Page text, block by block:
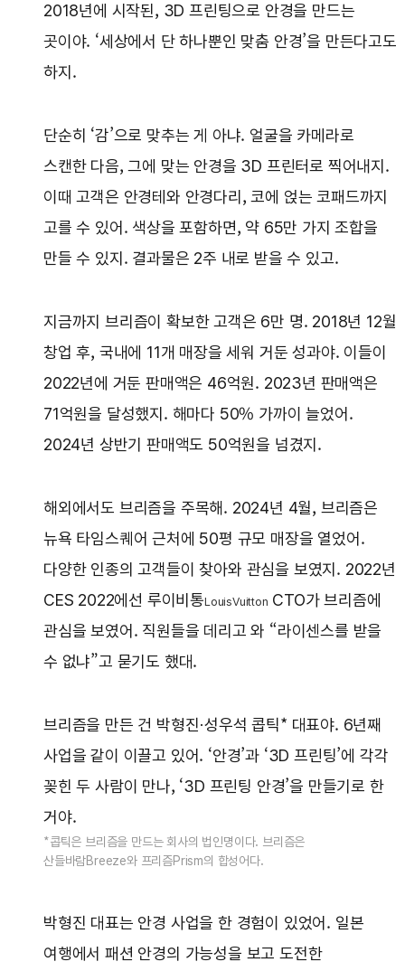
2018년에 시작된, 3D 프린팅으로 안경을 만드는
곳이야. ‘세상에서 단 하나뿐인 맞춤 안경’을 만든다고도
하지.
단순히 ‘감’으로 맞추는 게 아냐. 얼굴을 카메라로
스캔한 다음, 그에 맞는 안경을 3D 프린터로 찍어내지.
이때 고객은 안경테와 안경다리, 코에 얹는 코패드까지
고를 수 있어. 색상을 포함하면, 약 65만 가지 조합을
만들 수 있지. 결과물은 2주 내로 받을 수 있고.
지금까지 브리즘이 확보한 고객은 6만 명. 2018년 12월
창업 후, 국내에 11개 매장을 세워 거둔 성과야. 이들이
2022년에 거둔 판매액은 46억원. 2023년 판매액은
71억원을 달성했지. 해마다 50% 가까이 늘었어.
2024년 상반기 판매액도 50억원을 넘겼지.
해외에서도 브리즘을 주목해. 2024년 4월, 브리즘은
뉴욕 타임스퀘어 근처에 50평 규모 매장을 열었어.
다양한 인종의 고객들이 찾아와 관심을 보였지. 2022년
CES 2022에선 루이비통LouisVuitton CTO가 브리즘에
관심을 보였어. 직원들을 데리고 와 “라이센스를 받을
수 없냐”고 묻기도 했대.
브리즘을 만든 건 박형진·성우석 콥틱* 대표야. 6년째
사업을 같이 이끌고 있어. ‘안경’과 ‘3D 프린팅’에 각각
꽂힌 두 사람이 만나, ‘3D 프린팅 안경’을 만들기로 한
거야.
*콥틱은 브리즘을 만드는 회사의 법인명이다. 브리즘은
산들바람Breeze와 프리즘Prism의 합성어다.
박형진 대표는 안경 사업을 한 경험이 있었어. 일본
여행에서 패션 안경의 가능성을 보고 도전한